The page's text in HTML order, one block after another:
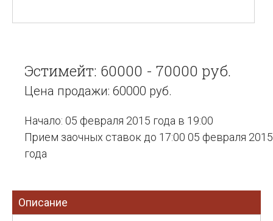
Эстимейт: 60000 - 70000 руб.
Цена продажи: 60000 руб.
Начало: 05 февраля 2015 года в 19:00
Прием заочных ставок до 17:00 05 февраля 2015
года
Описание